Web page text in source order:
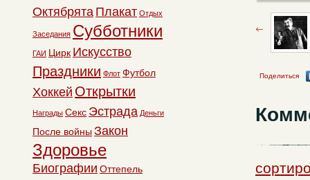
Поделиться
Октябрята Плакат Отдых
Заседания Субботники
ГАИ Цирк Искусство
Праздники Флот Футбол
Хоккей Открытки
Награды Секс Эстрада Деньги
После войны Закон
Здоровье
Биографии Оттепель